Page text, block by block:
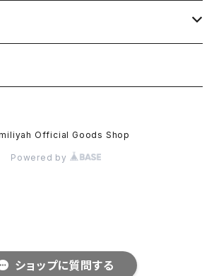
ショップに質問する
Official Goods Shop
Powered by